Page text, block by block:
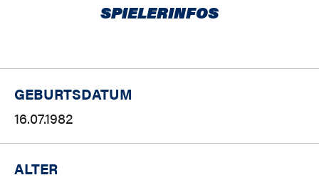
SPIELERINFOS
GEBURTSDATUM
16.07.1982
ALTER